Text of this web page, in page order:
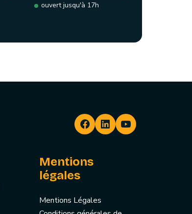
ouvert jusqu'à 17h
Mentions
légales
Mentions Légales